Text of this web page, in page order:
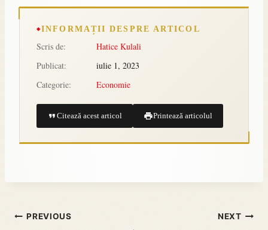
INFORMAȚII DESPRE ARTICOL
Scris de:
Hatice Kulali
Publicat:
iulie 1, 2023
Categorie:
Economie
Citează acest articol Printează articolul
PREVIOUS NEXT